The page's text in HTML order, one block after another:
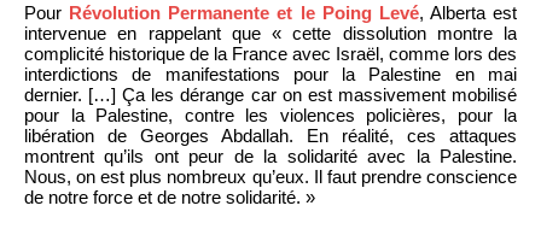
Pour Révolution Permanente et le Poing Levé, Alberta est
intervenue en rappelant que « cette dissolution montre la
complicité historique de la France avec Israël, comme lors des
interdictions de manifestations pour la Palestine en mai
dernier. […] Ça les dérange car on est massivement mobilisé
pour la Palestine, contre les violences policières, pour la
libération de Georges Abdallah. En réalité, ces attaques
montrent qu’ils ont peur de la solidarité avec la Palestine.
Nous, on est plus nombreux qu’eux. Il faut prendre conscience
de notre force et de notre solidarité. »